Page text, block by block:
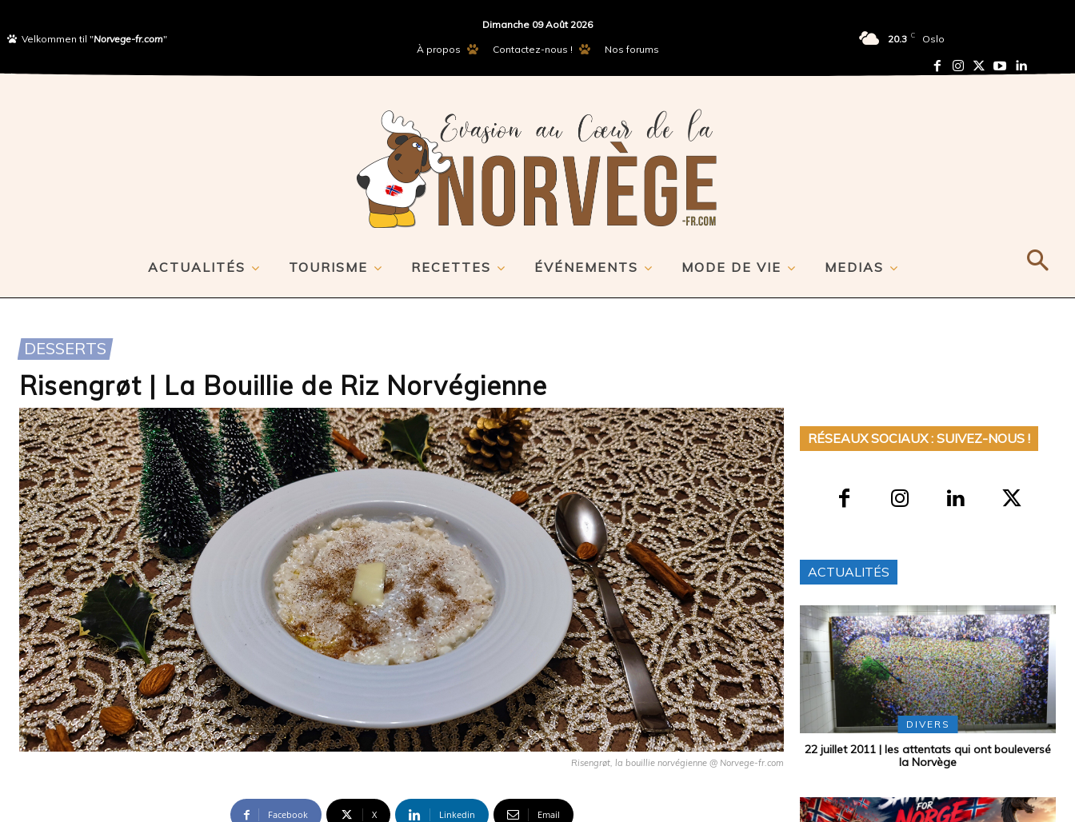
Velkommen til "Norvege-fr.com"
Dimanche 09 Août 2026
À propos Contactez-nous ! Nos forums
20.3 C Oslo
ACTUALITÉS TOURISME RECETTES ÉVÉNEMENTS MODE DE VIE MEDIAS
DESSERTS
Risengrøt | La Bouillie de Riz Norvégienne
Risengrøt, la bouillie norvégienne @ Norvege-fr.com
Facebook X Linkedin Email
RÉSEAUX SOCIAUX : SUIVEZ-NOUS !
ACTUALITÉS
DIVERS
22 juillet 2011 | les attentats qui ont bouleversé
la Norvège